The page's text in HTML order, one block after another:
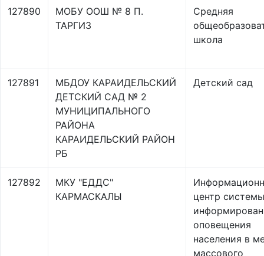
127890
МОБУ ООШ № 8 П.
ТАРГИЗ
Средняя
школа
127891
МБДОУ КАРАИДЕЛЬСКИЙ
ДЕТСКИЙ САД № 2
МУНИЦИПАЛЬНОГО
РАЙОНА
КАРАИДЕЛЬСКИЙ РАЙОН
РБ
Детский сад
127892
МКУ "ЕДДС"
КАРМАСКАЛЫ
центр системы
оповещения
населения в
массового